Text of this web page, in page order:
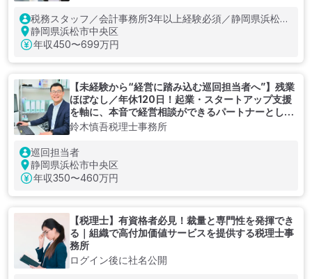
税務スタッフ／会計事務所3年以上経験必須／静岡県浜松市
勤務
静岡県浜松市中央区
年収450〜699万円
【未経験から“経営に踏み込む巡回担当者へ”】残業
ほぼなし／年休120日！起業・スタートアップ支援
を軸に、本音で経営相談ができるパートナーとして
成長できる税理士事務所
鈴木慎吾税理士事務所
巡回担当者
静岡県浜松市中央区
年収350〜460万円
【税理士】有資格者必見！裁量と専門性を発揮でき
る｜組織で高付加価値サービスを提供する税理士事
務所
ログイン後に社名公開